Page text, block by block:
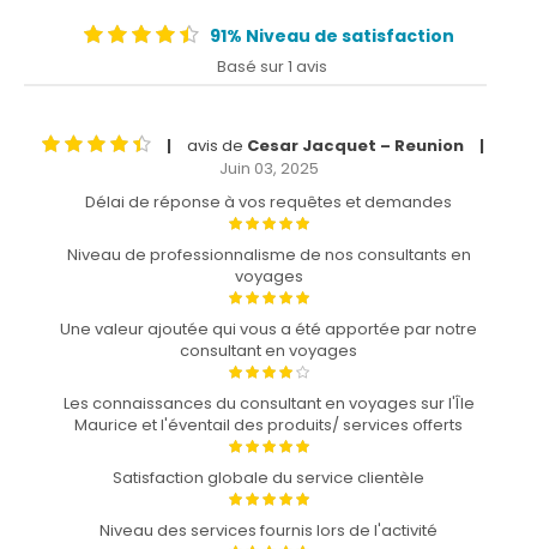
91% Niveau de satisfaction
Basé sur 1 avis
| avis de Cesar Jacquet – Reunion |
Juin 03, 2025
Délai de réponse à vos requêtes et demandes
Niveau de professionnalisme de nos consultants en
voyages
Une valeur ajoutée qui vous a été apportée par notre
consultant en voyages
Les connaissances du consultant en voyages sur l'Île
Maurice et l'éventail des produits/ services offerts
Satisfaction globale du service clientèle
Niveau des services fournis lors de l'activité